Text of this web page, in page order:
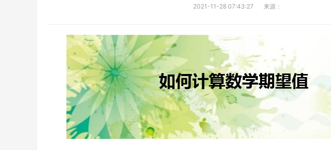
2021-11-28 07:43:27 来源：